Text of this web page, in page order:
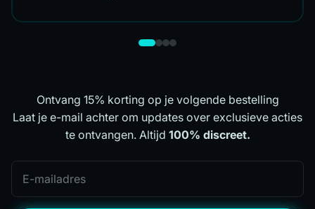
Ontvang 15% korting op je volgende bestelling
Laat je e-mail achter om updates over exclusieve acties
te ontvangen. Altijd 100% discreet.
E-mailadres